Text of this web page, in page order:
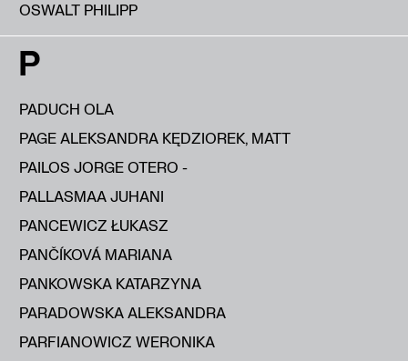
OSWALT PHILIPP
P
PADUCH OLA
PAGE ALEKSANDRA KĘDZIOREK, MATT
PAILOS JORGE OTERO -
PALLASMAA JUHANI
PANCEWICZ ŁUKASZ
PANČÍKOVÁ MARIANA
PANKOWSKA KATARZYNA
PARADOWSKA ALEKSANDRA
PARFIANOWICZ WERONIKA